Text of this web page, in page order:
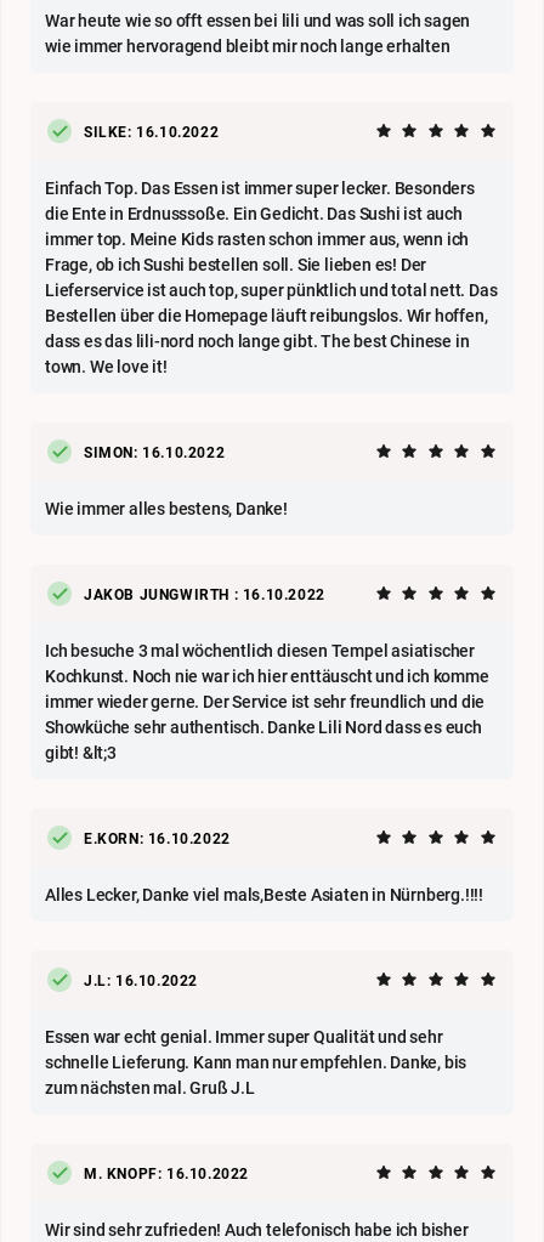
War heute wie so offt essen bei lili und was soll ich sagen
wie immer hervoragend bleibt mir noch lange erhalten
SILKE: 16.10.2022
Einfach Top. Das Essen ist immer super lecker. Besonders
die Ente in Erdnusssoße. Ein Gedicht. Das Sushi ist auch
immer top. Meine Kids rasten schon immer aus, wenn ich
Frage, ob ich Sushi bestellen soll. Sie lieben es! Der
Lieferservice ist auch top, super pünktlich und total nett. Das
Bestellen über die Homepage läuft reibungslos. Wir hoffen,
dass es das lili-nord noch lange gibt. The best Chinese in
town. We love it!
SIMON: 16.10.2022
Wie immer alles bestens, Danke!
JAKOB JUNGWIRTH : 16.10.2022
Ich besuche 3 mal wöchentlich diesen Tempel asiatischer
Kochkunst. Noch nie war ich hier enttäuscht und ich komme
immer wieder gerne. Der Service ist sehr freundlich und die
Showküche sehr authentisch. Danke Lili Nord dass es euch
gibt! &lt;3
E.KORN: 16.10.2022
Alles Lecker, Danke viel mals,Beste Asiaten in Nürnberg.!!!!
J.L: 16.10.2022
Essen war echt genial. Immer super Qualität und sehr
schnelle Lieferung. Kann man nur empfehlen. Danke, bis
zum nächsten mal. Gruß J.L
M. KNOPF: 16.10.2022
Wir sind sehr zufrieden! Auch telefonisch habe ich bisher